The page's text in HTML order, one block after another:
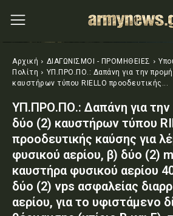
Αρχική ΔΙΑΓΩΝΙΣΜΟΙ - ΠΡΟΜΗΘΕΙΕΣ
Πολίτη
ΥΠ.ΠΡΟ.ΠΟ.: Δαπάνη για την
καυστήρων τύπου RIELLO προοδευτικής...
ΥΠ.ΠΡΟ.ΠΟ.: Δαπάνη για την
δύο (2) καυστήρων τύπου
προοδευτικής καύσης για
φυσικού αερίου, β) δύο (2)
καυστήρα φυσικού αερίου
δύο (2) vps ασφαλείας
αερίου, για το υφιστάμενο